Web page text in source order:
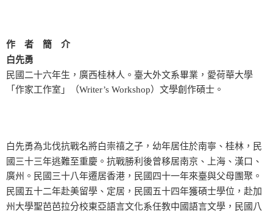
作 者 簡 介
白先勇
民國二十六年生，廣西桂林人。臺大外文系畢業，愛荷華大學
「作家工作室」（Writer’s Workshop）文學創作碩士。
白先勇為北伐抗戰名將白崇禧之子，幼年居住於南寧、桂林，民
國三十三年逃難至重慶。抗戰勝利後曾移居南京、上海、漢口、
廣州。民國三十八年遷居香港，民國四十一年來臺與父母團聚。
民國五十二年赴美留學、定居，民國五十四年獲碩士學位，赴加
州大學聖芭芭拉分校東亞語言文化系任教中國語言文學，民國八